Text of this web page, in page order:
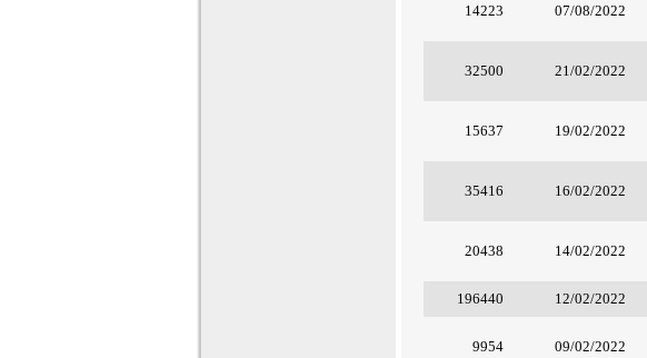
07/08/2022
14223
21/02/2022
32500
19/02/2022
15637
16/02/2022
35416
14/02/2022
20438
12/02/2022
196440
09/02/2022
9954